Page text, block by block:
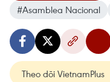
#Asamblea Nacional
Theo dõi VietnamPlus